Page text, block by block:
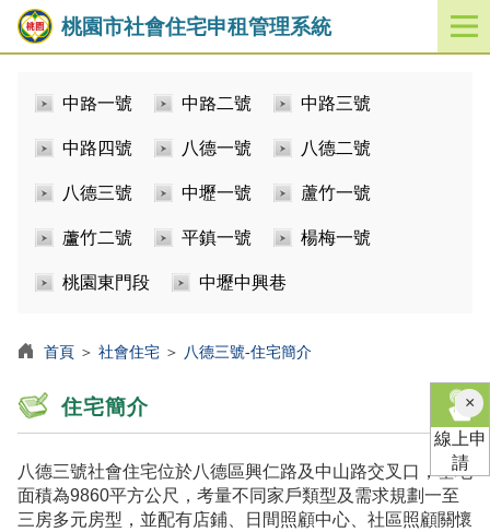
桃園市社會住宅申租管理系統
開
啟
中路一號 中路二號 中路三號
中路四號 八德一號 八德二號
八德三號 中壢一號 蘆竹一號
蘆竹二號 平鎮一號 楊梅一號
桃園東門段 中壢中興巷
首頁 ＞ 社會住宅 ＞ 八德三號-住宅簡介
住宅簡介
八德三號社會住宅位於八德區興仁路及中山路交叉口，基地
面積為9860平方公尺，考量不同家戶類型及需求規劃一至
三房多元房型，並配有店鋪、日間照顧中心、社區照顧關懷
×關
閉
線上申
請